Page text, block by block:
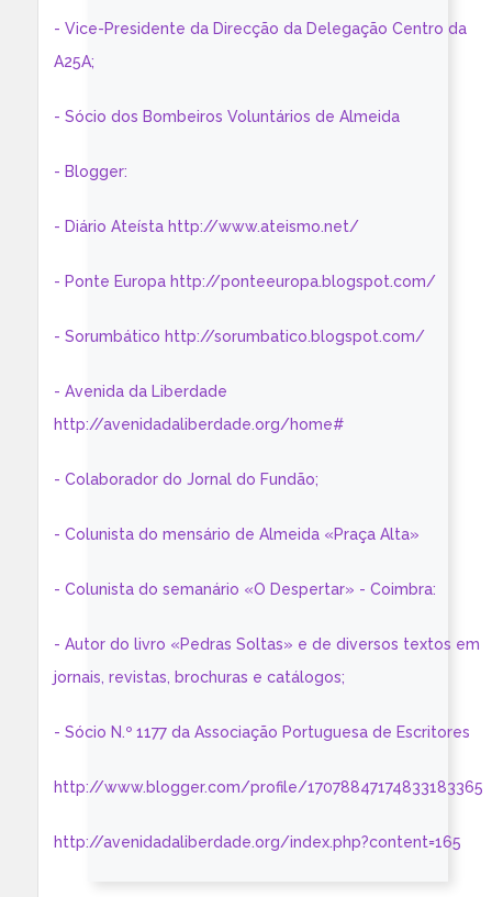
- Vice-Presidente da Direcção da Delegação Centro da
A25A;
- Sócio dos Bombeiros Voluntários de Almeida
- Blogger:
- Diário Ateísta http://www.ateismo.net/
- Ponte Europa http://ponteeuropa.blogspot.com/
- Sorumbático http://sorumbatico.blogspot.com/
- Avenida da Liberdade
http://avenidadaliberdade.org/home#
- Colaborador do Jornal do Fundão;
- Colunista do mensário de Almeida «Praça Alta»
- Colunista do semanário «O Despertar» - Coimbra:
- Autor do livro «Pedras Soltas» e de diversos textos em
jornais, revistas, brochuras e catálogos;
- Sócio N.º 1177 da Associação Portuguesa de Escritores
http://www.blogger.com/profile/17078847174833183365
http://avenidadaliberdade.org/index.php?content=165